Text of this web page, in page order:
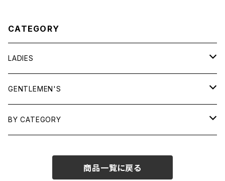
CATEGORY
LADIES
TOPS
SHIRTS
OUTERWEAR
GENTLEMEN'S
TOPS
BY CATEGORY
商品一覧に戻る